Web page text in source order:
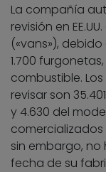
La compañía
revisión en
(«vans»),
1.700
combustible.
revisar son
y 4.630 del
sin embargo,
fecha de su